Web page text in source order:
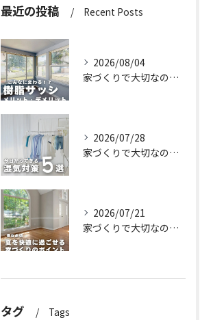
最近の投稿 Recent Posts
2026/08/04
家づくりで大切なのは、住んでからの快適さ🌿
2026/07/28
家づくりで大切なのは、住んでからの快適さ🌿
2026/07/21
家づくりで大切なのは、住んでからの快適さ🌿
タグ Tags